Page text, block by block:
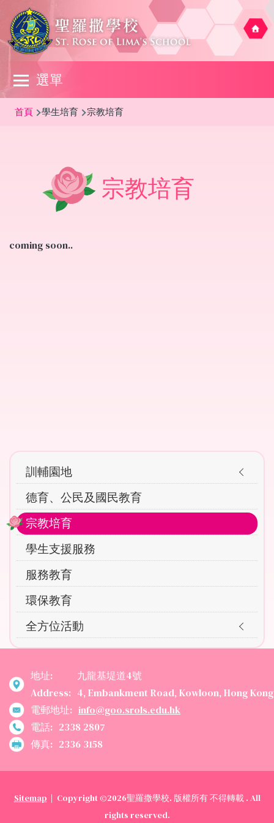
移至主內容
選單
Main
navigation
導
首頁 學生培育 宗教培育
宗教培育
coming soon..
Main
navigation
訓輔園地
德育、公民及國民教育
宗教培育
學生支援服務
服務教育
環保教育
全方位活動
地址:
Address:
九龍基堤道4號
4, Embankment Road, Kowloon, Hong Kong
電郵地址: info@goo.srols.edu.hk
電話: 2338 2807
傳真: 2336 3158
Sitemap | Copyright ©2026聖羅撒學校. 版權所有 不得轉載 . All
rights reserved.